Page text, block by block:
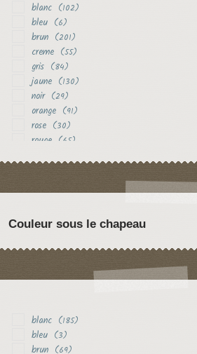
blanc (102)
bleu (6)
brun (201)
creme (55)
gris (84)
jaune (130)
noir (29)
orange (91)
rose (30)
rouge (65)
Couleur sous le chapeau
blanc (185)
bleu (3)
brun (69)